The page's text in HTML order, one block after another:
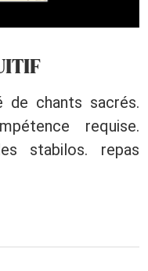
de chants sacrés.
requise.
stabilos. repas